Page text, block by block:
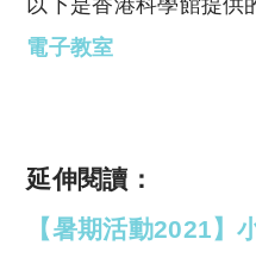
以下是香港科學館提供
電子教室
延伸閱讀：
【暑期活動2021】